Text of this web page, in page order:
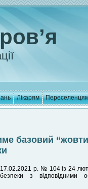
Лікарям
базовий
17.02.2021 р. № 104 із 24
з відповідними